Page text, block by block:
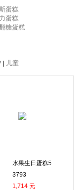
蛋糕
蛋糕
糖蛋糕
儿童
水果生日蛋糕5
3793
1,714 元